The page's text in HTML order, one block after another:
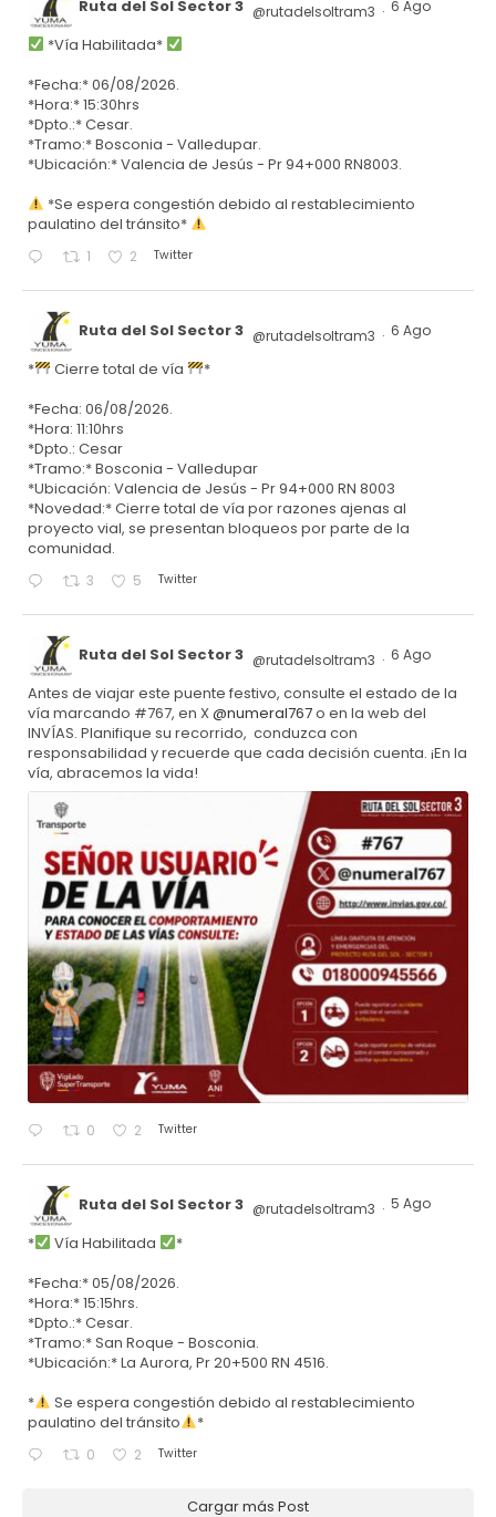
Ruta del Sol Sector 3 @rutadelsoltram3 · 6 Ago
*Vía Habilitada*
*Fecha:* 06/08/2026.
*Hora:* 15:30hrs
*Dpto.:* Cesar.
*Tramo:* Bosconia - Valledupar.
*Ubicación:* Valencia de Jesús - Pr 94+000 RN8003.
*Se espera congestión debido al restablecimiento
paulatino del tránsito*
1 2 Twitter
Ruta del Sol Sector 3 @rutadelsoltram3 · 6 Ago
* Cierre total de vía
*
*Fecha: 06/08/2026.
*Hora: 11:10hrs
*Dpto.: Cesar
*Tramo:* Bosconia - Valledupar
*Ubicación: Valencia de Jesús - Pr 94+000 RN 8003
*Novedad:* Cierre total de vía por razones ajenas al
proyecto vial, se presentan bloqueos por parte de la
comunidad.
3 5 Twitter
Ruta del Sol Sector 3 @rutadelsoltram3 · 6 Ago
Antes de viajar este puente festivo, consulte el estado de la
vía marcando #767, en X@numeral767o en la web del
INVÍAS. Planifique su recorrido, conduzca con
responsabilidad y recuerde que cada decisión cuenta. ¡En la
vía, abracemos la vida!
0 2 Twitter
Ruta del Sol Sector 3 @rutadelsoltram3 · 5 Ago
* Vía Habilitada
*
*Fecha:* 05/08/2026.
*Hora:* 15:15hrs.
*Dpto.:* Cesar.
*Tramo:* San Roque - Bosconia.
*Ubicación:* La Aurora, Pr 20+500 RN 4516.
*
Se espera congestión debido al restablecimiento
paulatino del tránsito
*
0 2 Twitter
Cargar más Post